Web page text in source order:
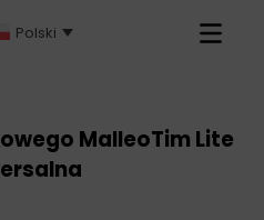
Polski
Primary
MalleoTim Lite